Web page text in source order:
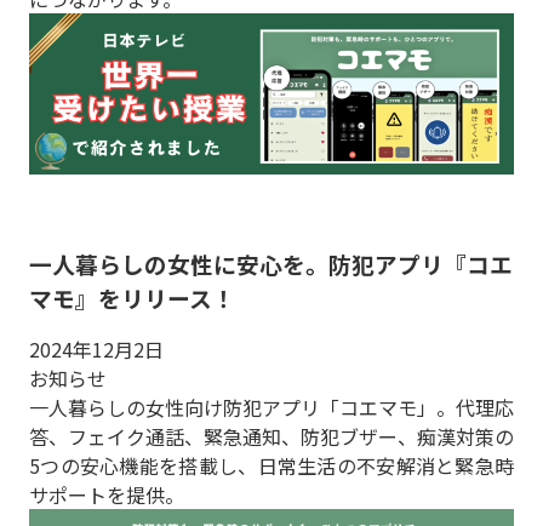
一人暮らしの女性に安心を。防犯アプリ『コエ
マモ』をリリース！
2024年12月2日
お知らせ
一人暮らしの女性向け防犯アプリ「コエマモ」。代理応
答、フェイク通話、緊急通知、防犯ブザー、痴漢対策の
5つの安心機能を搭載し、日常生活の不安解消と緊急時
サポートを提供。